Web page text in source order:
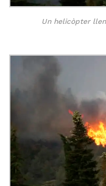
Un helicòpter